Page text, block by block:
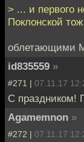
> ... и первого
Поклонской
облетающими
id835559 »
#271 | 07.11.17
С праздником!
Agamemnon »
#272 | 07.11.17